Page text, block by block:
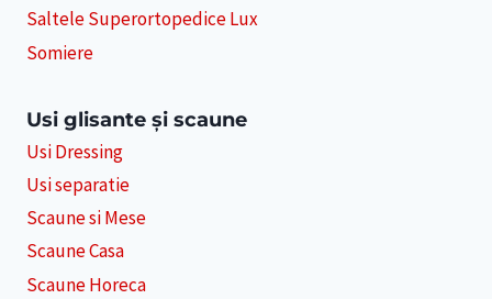
Saltele Superortopedice Lux
Somiere
Usi glisante și scaune
Usi Dressing
Usi separatie
Scaune si Mese
Scaune Casa
Scaune Horeca